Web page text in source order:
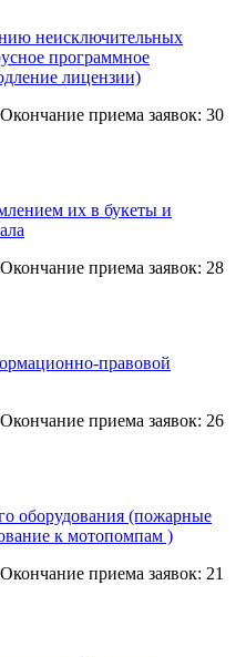
неисключительных
программное
лицензии)
приема заявок: 30
их в букеты и
приема заявок: 28
правовой
приема заявок: 26
оборудования (пожарные
к мотопомпам )
приема заявок: 21